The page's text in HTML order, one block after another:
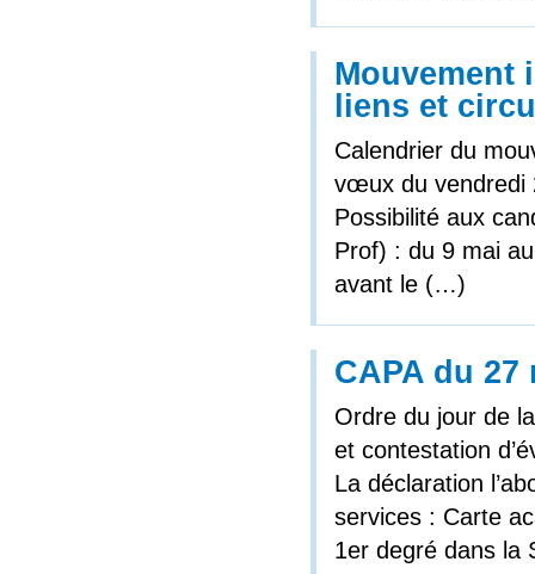
Mouvement
liens et
Calendrier du
vœux du vendredi
Possibilité aux
Prof) : du 9 mai
avant le (…)
CAPA du 27
Ordre du jour de
et contestation
La déclaration
services : Carte
1er degré dans la